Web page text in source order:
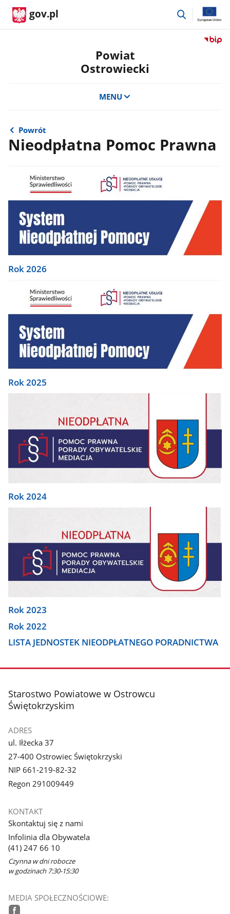
gov.pl
przejdź
Przejdź
Powiat
Ostrowiecki
MENU
Powrót
Nieodpłatna Pomoc Prawna
Rok 2026
Rok 2025
Rok 2024
Rok 2023
Rok 2022
LISTA JEDNOSTEK NIEODPŁATNEGO PORADNICTWA
stopka
Starostwo Powiatowe w Ostrowcu
Świętokrzyskim
ADRES
ul. Iłżecka 37
27-400 Ostrowiec Świętokrzyski
NIP 661-219-82-32
Regon 291009449
KONTAKT
Skontaktuj się z nami
Infolinia dla Obywatela
(41) 247 66 10
Czynna w dni robocze
w godzinach 7:30-15:30
MEDIA SPOŁECZNOŚCIOWE: